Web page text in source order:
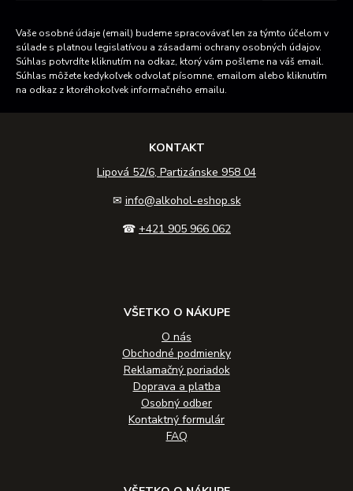
Vaše osobné údaje (email) budeme spracovávať len za týmto účelom v
súlade s platnou legislatívou a zásadami ochrany osobných údajov.
Súhlas potvrdíte kliknutím na odkaz, ktorý vám pošleme na váš email.
Súhlas môžete kedykoľvek odvolať písomne, emailom alebo kliknutím
na odkaz z ktoréhokoľvek informačného emailu.
KONTAKT
Lipová 52/6, Partizánske 958 04
✉ info@alkohol-eshop.sk
☎ +421 905 966 062
VŠETKO O NÁKUPE
O nás
Obchodné podmienky
Reklamačný poriadok
Doprava a platba
Osobný odber
Kontaktný formulár
FAQ